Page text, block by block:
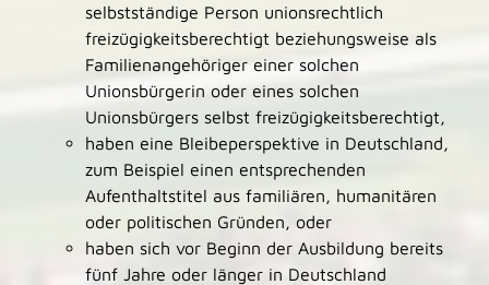
selbstständige Person unionsrechtlich
freizügigkeitsberechtigt beziehungsweise als
Familienangehöriger einer solchen
Unionsbürgerin oder eines solchen
Unionsbürgers selbst freizügigkeitsberechtigt,
haben eine Bleibeperspektive in Deutschland,
zum Beispiel einen entsprechenden
Aufenthaltstitel aus familiären, humanitären
oder politischen Gründen, oder
haben sich vor Beginn der Ausbildung bereits
fünf Jahre oder länger in Deutschland